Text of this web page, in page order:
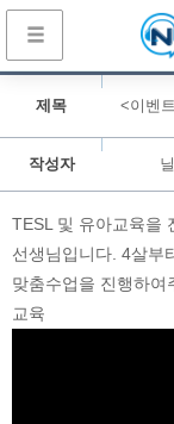
제목 <이벤
작성자
TESL 및 유아교육을
선생님입니다. 4살부
맞춤수업을 진행하여
교육